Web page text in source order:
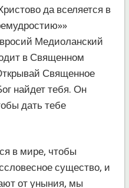
да вселяется в
Медиоланский
в Священном
Священное
найдет тебя. Он
дать тебе
в мире, чтобы
существо, и
от уныния, мы